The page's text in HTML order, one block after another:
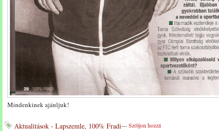
Mindenkinek ajánljuk!
Aktualitások - Lapszemle, 100% Fradi---Szóljon hozzá